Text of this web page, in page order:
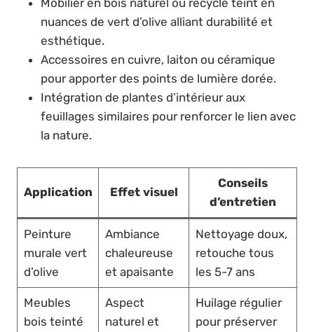
nuances de vert d’olive alliant durabilité et
esthétique.
Accessoires en cuivre, laiton ou céramique
pour apporter des points de lumière dorée.
Intégration de plantes d’intérieur aux
feuillages similaires pour renforcer le lien avec
la nature.
Application Effet visuel
Conseils
d’entretien
Peinture
murale vert
d’olive
Ambiance
chaleureuse
et apaisante
Nettoyage doux,
retouche tous
les 5-7 ans
Meubles
bois teinté
Aspect
naturel et
Huilage régulier
pour préserver